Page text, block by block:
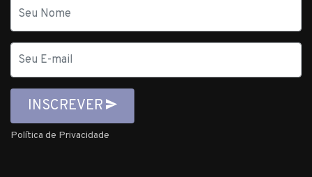
mail
INSCREVER
Política de Privacidade